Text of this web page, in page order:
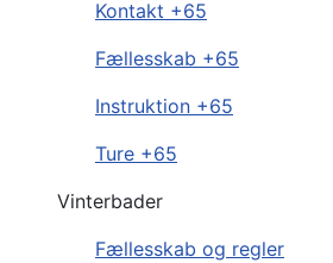
Kontakt +65
Fællesskab +65
Instruktion +65
Ture +65
Vinterbader
Fællesskab og regler